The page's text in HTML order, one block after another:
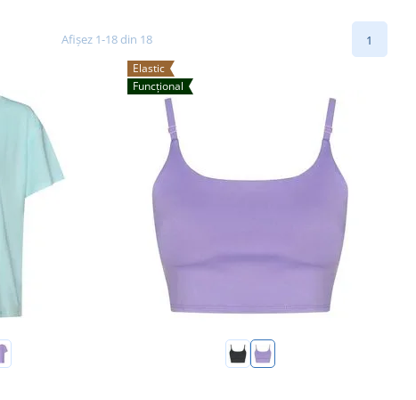
Afișez 1-18 din 18 1
Elastic
Funcțional